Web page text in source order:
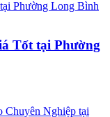
Tốt tại Phường